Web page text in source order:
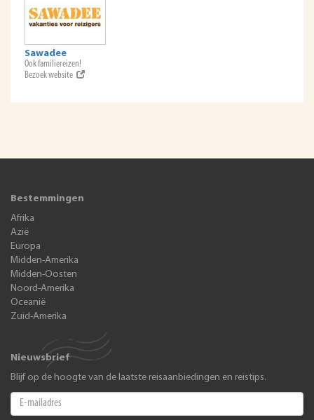
Sawadee
Ook familiereizen!
Bezoek website
Bestemmingen
Afrika
Azië
Europa
Midden-Amerika
Midden-Oosten
Noord-Amerika
Oceanië
Zuid-Amerika
Nieuwsbrief
Blijf op de hoogte van de laatste reisaanbiedingen en reistips.